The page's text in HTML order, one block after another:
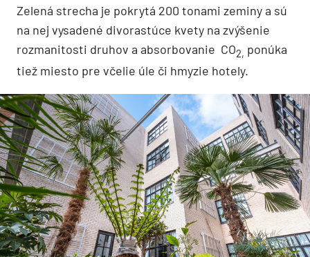
Zelená strecha je pokrytá 200 tonami zeminy a sú
na nej vysadené divorastúce kvety na zvýšenie
rozmanitosti druhov a absorbovanie CO2, ponúka
tiež miesto pre včelie úle či hmyzie hotely.